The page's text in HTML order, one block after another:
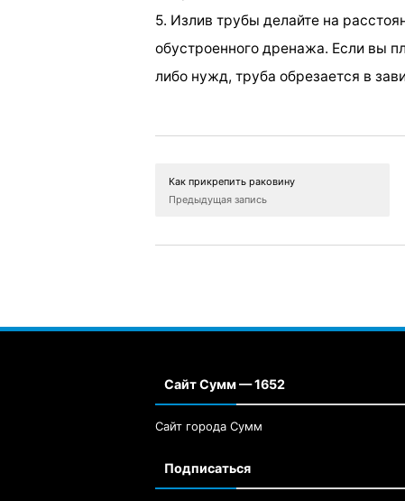
5. Излив трубы делайте на
обустроенного дренажа. Если вы
либо нужд, труба обрезается в
Как прикрепить раковину
Предыдущая запись
Сайт Сумм — 1652
Сайт города Сумм
Подписаться